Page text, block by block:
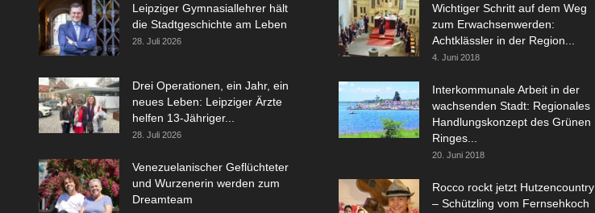
Leipziger Gymnasiallehrer hält
die Stadtgeschichte am Leben
28. Juli 2026
Drei Operationen, ein Jahr, ein
neues Leben: Leipziger Ärzte
helfen 13-Jähriger...
28. Juli 2026
Venezuelanischer Geflüchteter
und Wurzenerin werden zum
Dreamteam
Wichtiger Schritt auf dem Weg
zum Erwachsenwerden:
Achtklässler in der Region...
4. Juni 2018
Interkommunale Arbeit in der
wachsenden Stadt: Regionales
Handlungskonzept des Grünen
Ringes...
20. Juni 2018
Rocco rockt jetzt Hutzencountry
– Schützling vom Fernsehkoch